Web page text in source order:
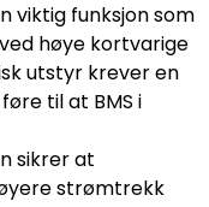
viktig funksjon som
høye kortvarige
utstyr krever en
til at BMS i
sikrer at
strømtrekk